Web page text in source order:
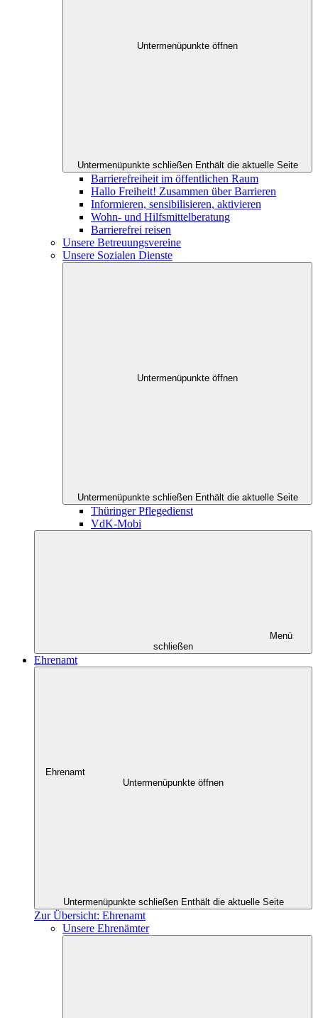
Untermenüpunkte öffnen
Untermenüpunkte schließen Enthält die aktuelle Seite
Barrierefreiheit im öffentlichen Raum
Hallo Freiheit! Zusammen über Barrieren
Informieren, sensibilisieren, aktivieren
Wohn- und Hilfsmittelberatung
Barrierefrei reisen
Unsere Betreuungsvereine
Unsere Sozialen Dienste
Untermenüpunkte öffnen
Untermenüpunkte schließen Enthält die aktuelle Seite
Thüringer Pflegedienst
VdK-Mobi
Menü
schließen
Ehrenamt
Ehrenamt
Untermenüpunkte öffnen
Untermenüpunkte schließen Enthält die aktuelle Seite
Zur Übersicht: Ehrenamt
Unsere Ehrenämter